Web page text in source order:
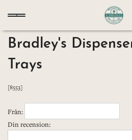
Bradley's
Trays
[8553]
Från:
Din recension: